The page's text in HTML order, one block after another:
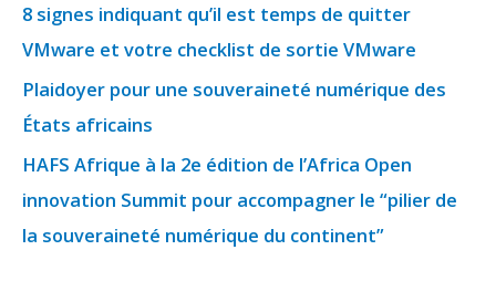
e
r
:
8 signes indiquant qu’il est temps de quitter
VMware et votre checklist de sortie VMware
Plaidoyer pour une souveraineté numérique des
États africains​​
HAFS Afrique à la 2e édition de l’Africa Open
innovation Summit pour accompagner le “pilier de
la souveraineté numérique du continent”